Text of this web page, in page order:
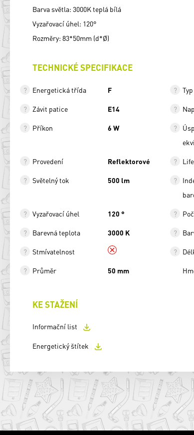
Barva světla: 3000K teplá bílá
Vyzařovací úhel: 120°
Rozměry: 83*50mm (d*Ø)
TECHNICKÉ SPECIFIKACE
Energetická třída F
Závit patice E14
Příkon 6 W
Provedení Reflektorové
Světelný tok 500 lm
Vyzařovací úhel 120 °
Barevná teplota 3000 K
Stmívatelnost
Průměr 50 mm
KE STAŽENÍ
Informační list
Energetický štítek